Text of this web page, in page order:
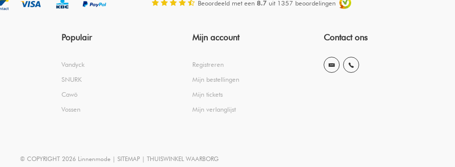
Beoordeeld met een 8.7uit 1357 beoordelingen
Populair
Vandyck
SNURK
Cawö
Vossen
Mijn account
Registreren
Mijn bestellingen
Mijn tickets
Mijn verlanglijst
Contact ons
© COPYRIGHT 2026 Linnenmode | SITEMAP | THUISWINKEL WAARBORG